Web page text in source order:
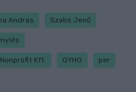
András Szabó Jenő
Kft. GYHG per